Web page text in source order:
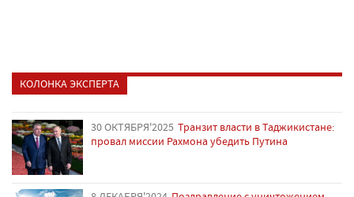
КОЛОНКА ЭКСПЕРТА
30 ОКТЯБРЯ'2025 Транзит власти в Таджикистане:
провал миссии Рахмона убедить Путина